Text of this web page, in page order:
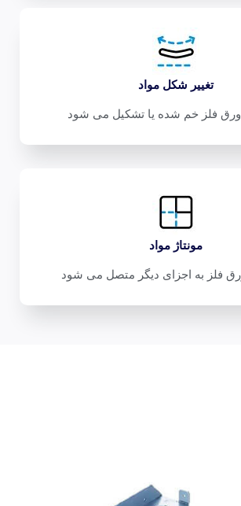
تغییر شکل مواد
خم شده یا تشکیل می شود
مونتاژ مواد
به اجزای دیگر متصل می شود